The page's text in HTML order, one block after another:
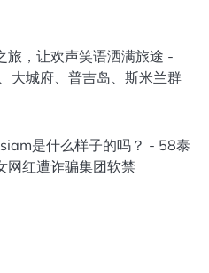
，让欢声笑语洒满旅途 -
大城府、普吉岛、斯米兰群
是什么样子的吗？ - 58泰
网红遭诈骗集团软禁